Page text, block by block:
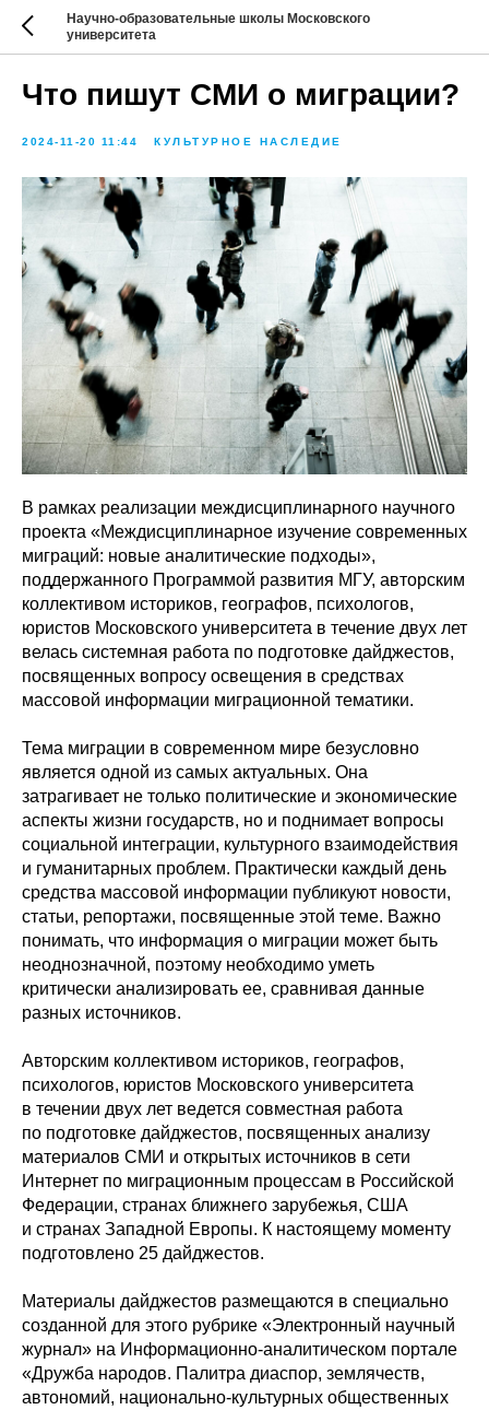
Научно-образовательные школы Московского
университета
Что пишут СМИ о миграции?
2024-11-20 11:44 КУЛЬТУРНОЕ НАСЛЕДИЕ
В рамках реализации междисциплинарного научного
проекта «Междисциплинарное изучение современных
миграций: новые аналитические подходы»,
поддержанного Программой развития МГУ, авторским
коллективом историков, географов, психологов,
юристов Московского университета в течение двух лет
велась системная работа по подготовке дайджестов,
посвященных вопросу освещения в средствах
массовой информации миграционной тематики.
Тема миграции в современном мире безусловно
является одной из самых актуальных. Она
затрагивает не только политические и экономические
аспекты жизни государств, но и поднимает вопросы
социальной интеграции, культурного взаимодействия
и гуманитарных проблем. Практически каждый день
средства массовой информации публикуют новости,
статьи, репортажи, посвященные этой теме. Важно
понимать, что информация о миграции может быть
неоднозначной, поэтому необходимо уметь
критически анализировать ее, сравнивая данные
разных источников.
Авторским коллективом историков, географов,
психологов, юристов Московского университета
в течении двух лет ведется совместная работа
по подготовке дайджестов, посвященных анализу
материалов СМИ и открытых источников в сети
Интернет по миграционным процессам в Российской
Федерации, странах ближнего зарубежья, США
и странах Западной Европы. К настоящему моменту
подготовлено 25 дайджестов.
Материалы дайджестов размещаются в специально
созданной для этого рубрике «Электронный научный
журнал» на Информационно-аналитическом портале
«Дружба народов. Палитра диаспор, землячеств,
автономий, национально-культурных общественных